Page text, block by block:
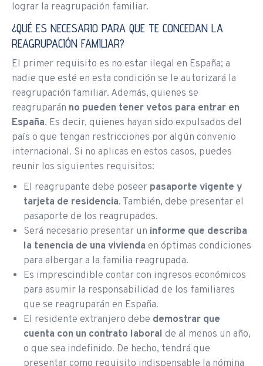
lograr la reagrupación familiar.
¿QUÉ ES NECESARIO PARA QUE TE CONCEDAN LA
REAGRUPACIÓN FAMILIAR?
El primer requisito es no estar ilegal en España; a
nadie que esté en esta condición se le autorizará la
reagrupación familiar. Además, quienes se
reagruparán no pueden tener vetos para entrar en
España. Es decir, quienes hayan sido expulsados del
país o que tengan restricciones por algún convenio
internacional. Si no aplicas en estos casos, puedes
reunir los siguientes requisitos:
El reagrupante debe poseer pasaporte vigente y
tarjeta de residencia. También, debe presentar el
pasaporte de los reagrupados.
Será necesario presentar un informe que describa
la tenencia de una vivienda en óptimas condiciones
para albergar a la familia reagrupada.
Es imprescindible contar con ingresos económicos
para asumir la responsabilidad de los familiares
que se reagruparán en España.
El residente extranjero debe demostrar que
cuenta con un contrato laboral de al menos un año,
o que sea indefinido. De hecho, tendrá que